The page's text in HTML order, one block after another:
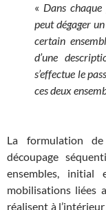
« Dans
peut dégager
certain
d’une
s’effectue le
ces deux
La formulation
découpage
ensembles, initial
mobilisations liées
réalisent à